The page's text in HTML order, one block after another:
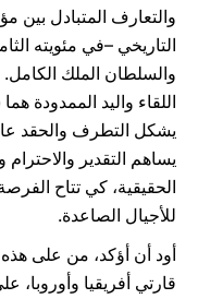
والتعارف المتبادل بين
التاريخي –في مئويته
والسلطان الملك
اللقاء واليد الممدودة
يشكل التطرف والحقد
يساهم التقدير
الحقيقية، كي تتاح
للأجيال الصاعدة.
أود أن أؤكد، من على
قارتي أفريقيا